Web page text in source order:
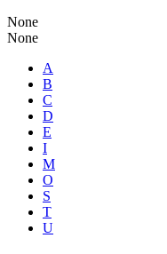
None
None
A
B
C
D
E
I
M
O
S
T
U